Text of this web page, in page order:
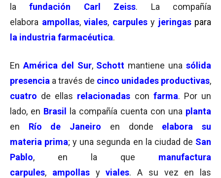
lafundación Carl Zeiss. La compañía
elabora ampollas, viales, carpulesy jeringas para
la industria farmacéutica.
En América del Sur, Schott mantiene unasólida
presencia a través de cinco unidades productivas,
cuatro de ellas relacionadas con farma. Por un
lado, en Brasil la compañía cuenta con una planta
en
Río de Janeiro en donde elabora su
materia prima; y una segunda en la ciudad de San
Pablo, en la que manufactura
carpules, ampollas yviales. A su vez en las